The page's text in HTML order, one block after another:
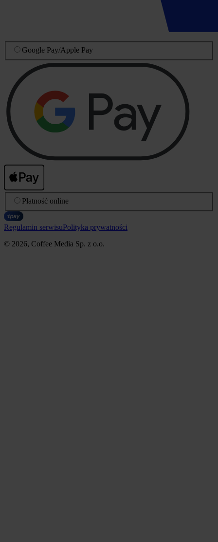
Google Pay/Apple Pay
Płatność online
Regulamin serwisuPolityka prywatności
© 2026, Coffee Media Sp. z o.o.